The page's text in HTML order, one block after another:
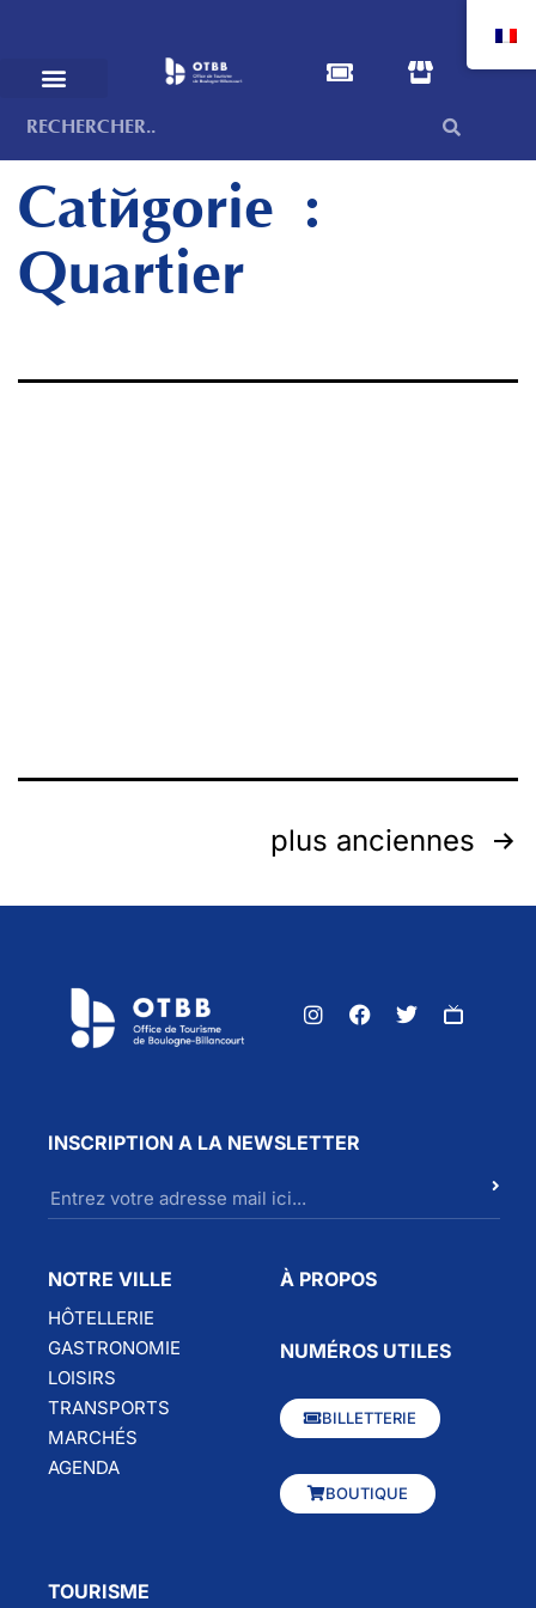
Catégorie :
Quartier
plus anciennes
INSCRIPTION A LA NEWSLETTER
NOTRE VILLE
HÔTELLERIE
GASTRONOMIE
LOISIRS
TRANSPORTS
MARCHÉS
AGENDA
À PROPOS
NUMÉROS UTILES
BILLETTERIE
BOUTIQUE
TOURISME